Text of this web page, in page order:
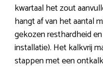
kwartaal het zout
hangt af van het aantal
gekozen resthardheid
installatie). Het kalkvrij
stappen met een